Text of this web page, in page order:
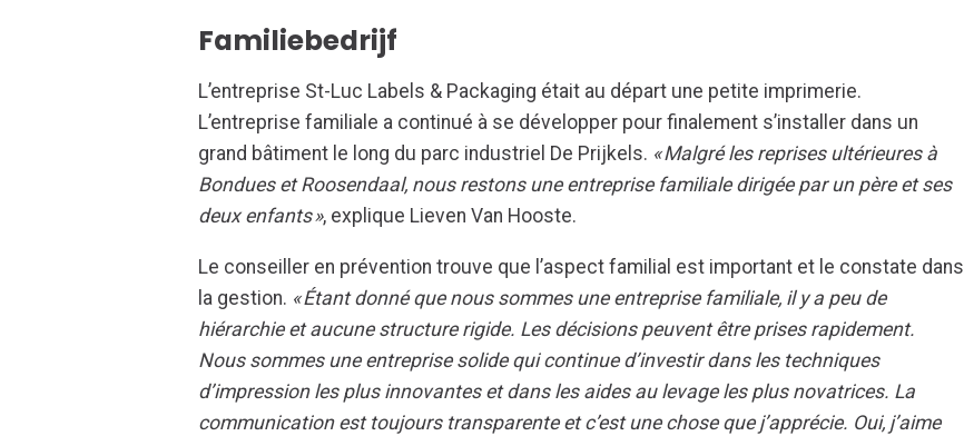
Familiebedrijf
L’entreprise St-Luc Labels & Packaging était au départ une petite imprimerie.
L’entreprise familiale a continué à se développer pour finalement s’installer dans un
grand bâtiment le long du parc industriel De Prijkels. « Malgré les reprises ultérieures à
Bondues et Roosendaal, nous restons une entreprise familiale dirigée par un père et ses
deux enfants », explique Lieven Van Hooste.
Le conseiller en prévention trouve que l’aspect familial est important et le constate dans
la gestion. « Étant donné que nous sommes une entreprise familiale, il y a peu de
hiérarchie et aucune structure rigide. Les décisions peuvent être prises rapidement.
Nous sommes une entreprise solide qui continue d’investir dans les techniques
d’impression les plus innovantes et dans les aides au levage les plus novatrices. La
communication est toujours transparente et c’est une chose que j’apprécie. Oui, j’aime